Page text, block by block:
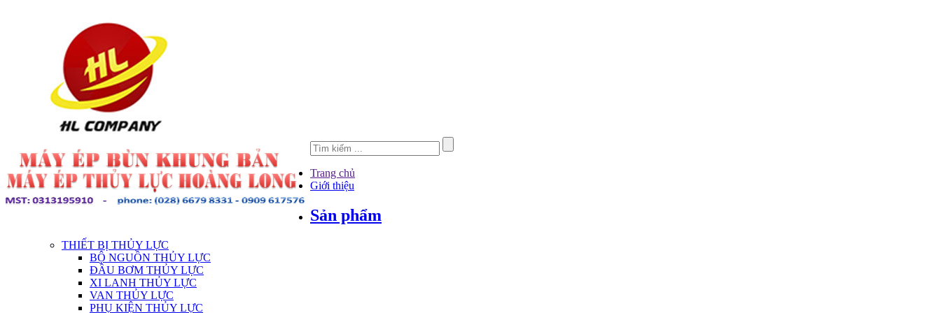
Trang chủ
Giới thiệu
Sản phẩm
THIẾT BỊ THỦY LỰC
BỘ NGUỒN THỦY LỰC
ĐẦU BƠM THỦY LỰC
XI LANH THỦY LỰC
VAN THỦY LỰC
PHỤ KIỆN THỦY LỰC